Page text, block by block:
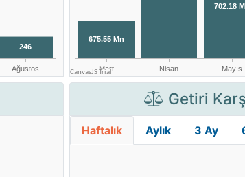
Getiri
Haftalık Aylık 3 Ay